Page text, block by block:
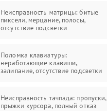
Неисправность матрицы: битые
пиксели, мерцание, полосы,
отсутствие подсветки
Поломка клавиатуры:
неработающие клавиши,
залипание, отсутствие подсветки
Неисправность тачпада: пропуски,
прыжки курсора, полный отказ